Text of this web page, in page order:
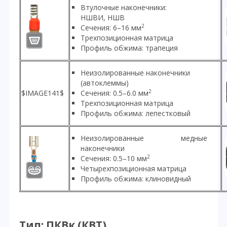
Втулочные наконечники:
НШВИ, НШВ
Сечения: 6–16 мм2
Трехпозиционная матрица
Профиль обжима: трапеция
$IMAGE141$
Неизолированные наконечники
(автоклеммы)
Сечения: 0.5–6.0 мм2
Трехпозиционная матрица
Профиль обжима: лепестковый
Неизолированные медные
наконечники
Сечения: 0.5–10 мм2
Четырехпозиционная матрица
Профиль обжима: клиновидный